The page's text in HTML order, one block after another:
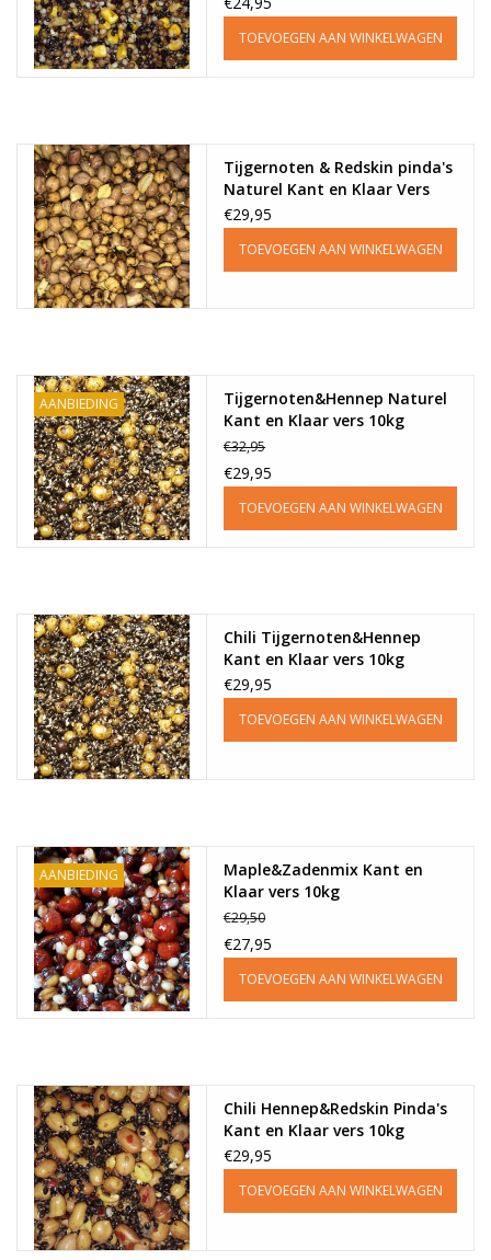
TOEVOEGEN AAN WINKELWAGEN
Tijgernoten & Redskin pinda's
Naturel Kant en Klaar Vers
10kg
€29,95
TOEVOEGEN AAN WINKELWAGEN
AANBIEDING
Tijgernoten&Hennep Naturel
Kant en Klaar vers 10kg
€32,95
€29,95
TOEVOEGEN AAN WINKELWAGEN
Chili Tijgernoten&Hennep
Kant en Klaar vers 10kg
€29,95
TOEVOEGEN AAN WINKELWAGEN
AANBIEDING
Maple&Zadenmix Kant en
Klaar vers 10kg
€29,50
€27,95
TOEVOEGEN AAN WINKELWAGEN
Chili Hennep&Redskin Pinda's
Kant en Klaar vers 10kg
€29,95
TOEVOEGEN AAN WINKELWAGEN